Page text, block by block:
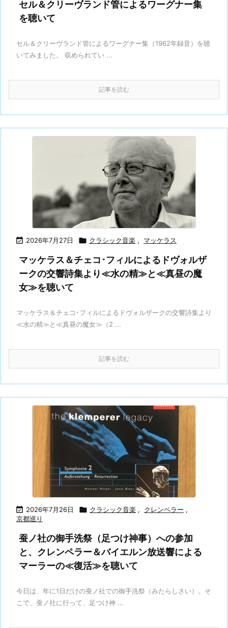
セル＆クリーヴランド管によるワーグナー集
を聴いて
セル＆クリーヴランド管によるワーグナー集（1962年録音）を聴
いてみました。 収められてい ...
記事を読む
 2026年7月27日  クラシック音楽 , マッケラス
マッケラス＆チェコ･フィルによるドヴォルザ
ークの交響詩集より≪水の精≫と≪真昼の魔
女≫を聴いて
マッケラス＆チェコ･フィルによるドヴォルザークの交響詩集より
≪水の精≫と≪真昼の魔女≫（2 ...
記事を読む
 2026年7月26日  クラシック音楽 , クレンペラー ,
京都巡り
蚕ノ社の御手洗祭（足つけ神事）への参加
と、クレンペラー＆バイエルン放送響による
マーラーの≪復活≫を聴いて
今日は、年に1日だけの蚕ノ社での御手洗祭（みたらしさい）。そ
こで、蚕ノ社に行って、足つけ神 ...